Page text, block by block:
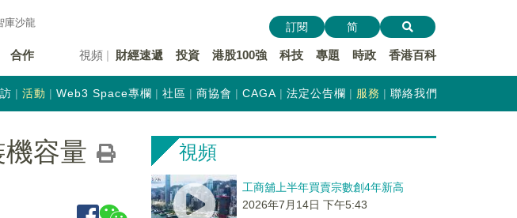
庫沙龍
合作 視頻 財經速遞 投資 港股100強 科技 專題 時政 香港百科
訂閱 简
活動 Web3 Space專欄 社區 商協會 CAGA 法定公告欄 服務 聯絡我們
容量
視頻
工商舖上半年買賣宗數創4年新高
2026年7月14日 下午5:43